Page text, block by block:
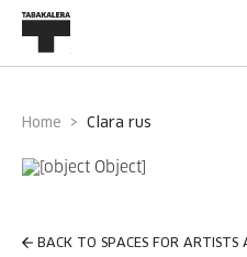
Home clara rus
BACK TO SPACES FOR ARTISTS